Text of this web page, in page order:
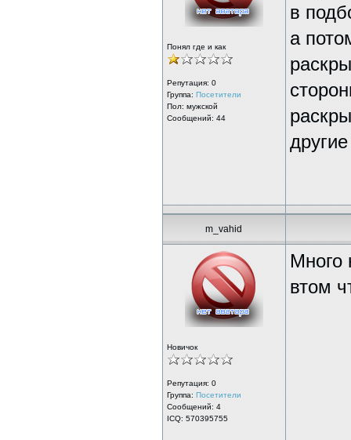
Понял где и как
Репутация: 0
Группа: Посетители
Пол: мужской
Сообщений: 44
в
а
m_vahid
Новичок
Репутация: 0
Группа: Посетители
Сообщений: 4
ICQ: 570395755
Много
втом